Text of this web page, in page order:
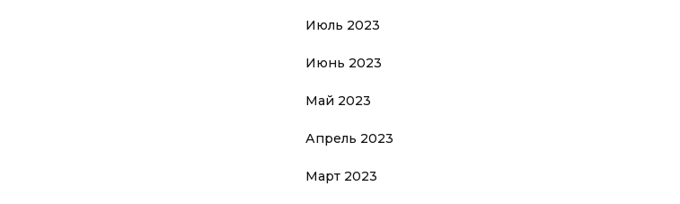
Июль 2023
Июнь 2023
Май 2023
Апрель 2023
Март 2023